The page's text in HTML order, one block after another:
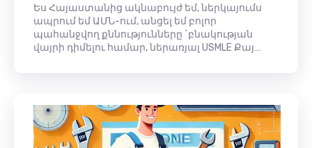
Ես Հայաստանից ակնաբույժ եմ, ներկայումս
ապրում եմ ԱՄՆ-ում, անցել եմ բոլոր
պահանջվող քննությունները `բնակության
վայրի դիմելու համար, ներառյալ USMLE Քայ…